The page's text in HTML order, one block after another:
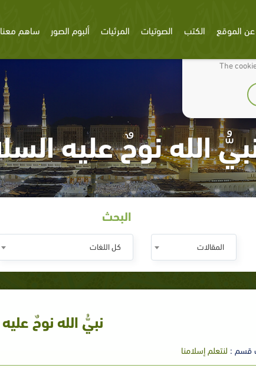
We use
The
عن الموقع الكتب الصوتيات المرئيات ألبوم الصور ساهم معنا
الله نوحٌ عليه
البحث
المقالات كل اللغات
نبيُّ الله نوحٌ
قسم : لنتعلم إسلامنا